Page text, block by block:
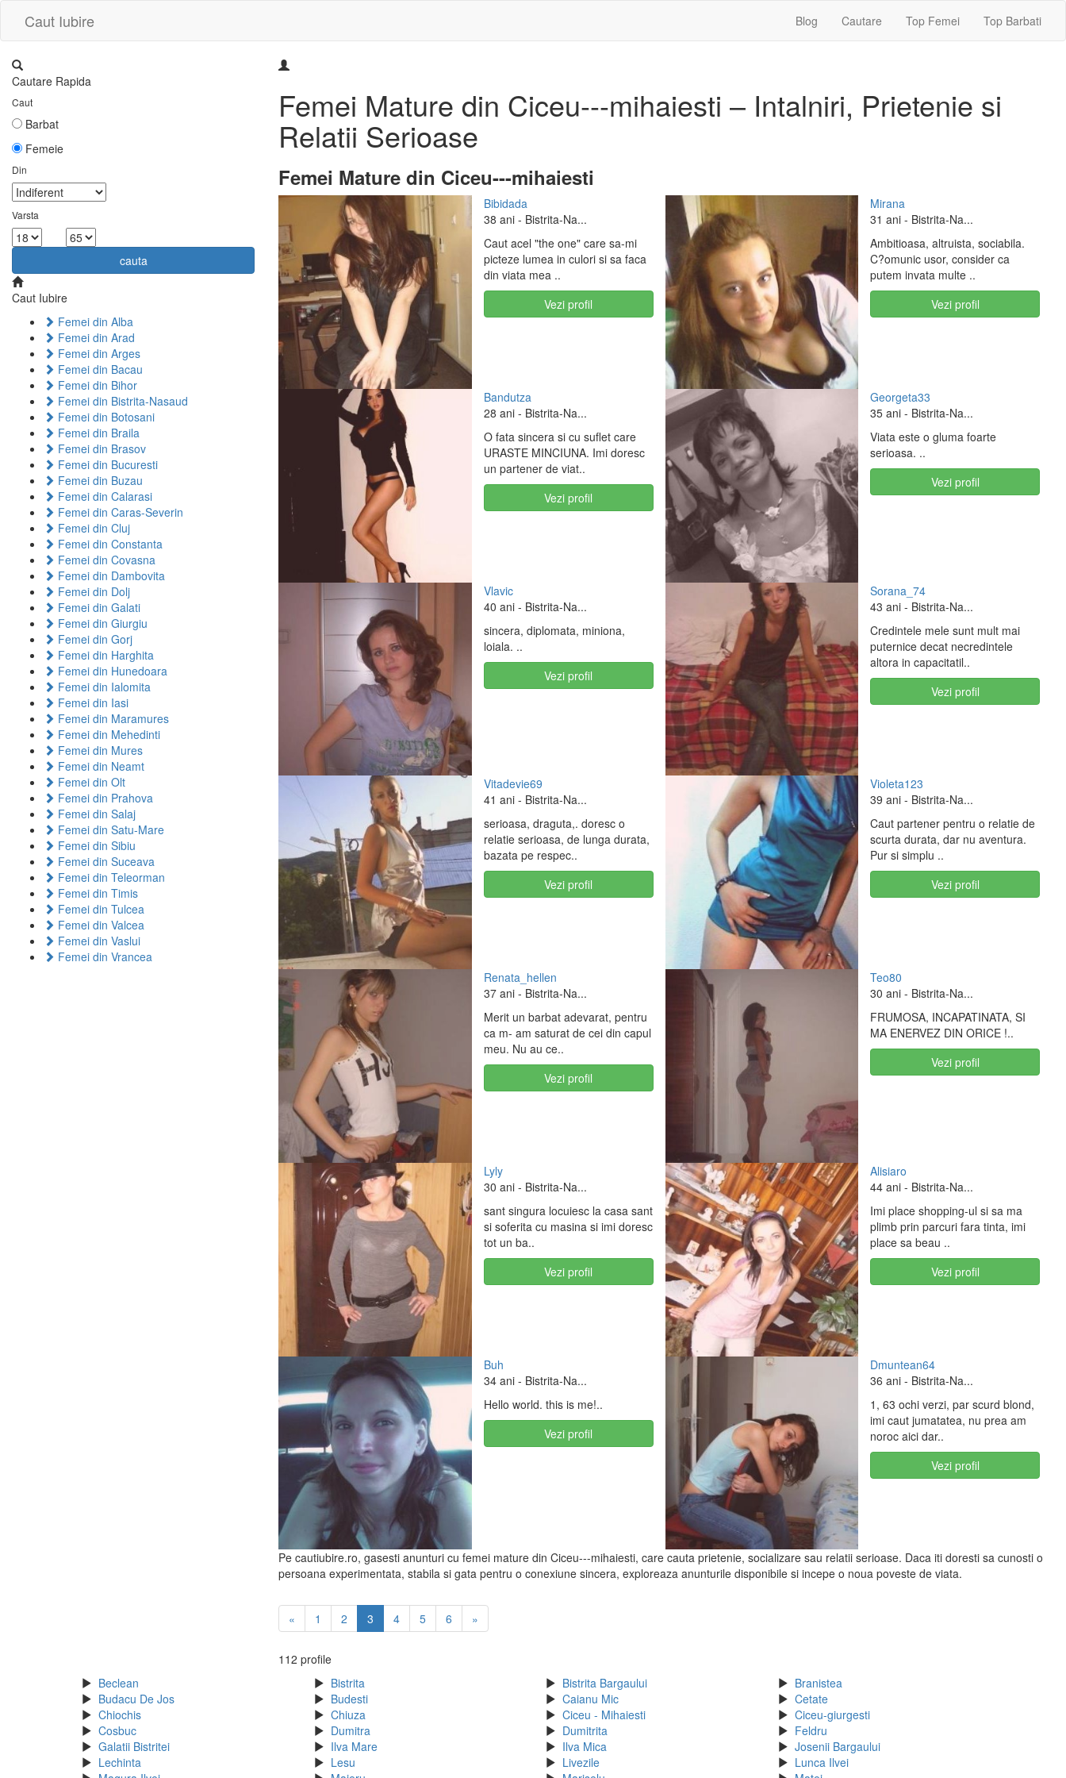
Caut Iubire Blog Cautare Top Femei Top Barbati
Cautare Rapida
Caut
Barbat
Femeie
Din
Varsta
cauta
Caut Iubire
Femei din Alba
Femei din Arad
Femei din Arges
Femei din Bacau
Femei din Bihor
Femei din Bistrita-Nasaud
Femei din Botosani
Femei din Braila
Femei din Brasov
Femei din Bucuresti
Femei din Buzau
Femei din Calarasi
Femei din Caras-Severin
Femei din Cluj
Femei din Constanta
Femei din Covasna
Femei din Dambovita
Femei din Dolj
Femei din Galati
Femei din Giurgiu
Femei din Gorj
Femei din Harghita
Femei din Hunedoara
Femei din Ialomita
Femei din Iasi
Femei din Maramures
Femei din Mehedinti
Femei din Mures
Femei din Neamt
Femei din Olt
Femei din Prahova
Femei din Salaj
Femei din Satu-Mare
Femei din Sibiu
Femei din Suceava
Femei din Teleorman
Femei din Timis
Femei din Tulcea
Femei din Valcea
Femei din Vaslui
Femei din Vrancea
Femei Mature din Ciceu---mihaiesti – Intalniri, Prietenie si
Relatii Serioase
Femei Mature din Ciceu---mihaiesti
Bibidada
38 ani- Bistrita-Na...
Caut acel "the one" care sa-mi
picteze lumea in culori si sa faca
din viata mea ..
Vezi profil
Mirana
31 ani - Bistrita-Na...
Ambitioasa, altruista, sociabila.
C?omunic usor, consider ca
putem invata multe ..
Vezi profil
Bandutza
28 ani- Bistrita-Na...
O fata sincera si cu suflet care
URASTE MINCIUNA. Imi doresc
un partener de viat..
Vezi profil
Georgeta33
35 ani - Bistrita-Na...
Viata este o gluma foarte
serioasa. ..
Vezi profil
Vlavic
40 ani- Bistrita-Na...
sincera, diplomata, miniona,
loiala. ..
Vezi profil
Sorana_74
43 ani - Bistrita-Na...
Credintele mele sunt mult mai
puternice decat necredintele
altora in capacitatil..
Vezi profil
Vitadevie69
41 ani- Bistrita-Na...
serioasa, draguta,. doresc o
relatie serioasa, de lunga durata,
bazata pe respec..
Vezi profil
Violeta123
39 ani - Bistrita-Na...
Caut partener pentru o relatie de
scurta durata, dar nu aventura.
Pur si simplu ..
Vezi profil
Renata_hellen
37 ani- Bistrita-Na...
Merit un barbat adevarat, pentru
ca m- am saturat de cei din capul
meu. Nu au ce..
Vezi profil
Teo80
30 ani - Bistrita-Na...
FRUMOSA, INCAPATINATA, SI
MA ENERVEZ DIN ORICE !..
Vezi profil
Lyly
30 ani- Bistrita-Na...
sant singura locuiesc la casa sant
si soferita cu masina si imi doresc
tot un ba..
Vezi profil
Alisiaro
44 ani - Bistrita-Na...
Imi place shopping-ul si sa ma
plimb prin parcuri fara tinta, imi
place sa beau ..
Vezi profil
Buh
34 ani- Bistrita-Na...
Hello world. this is me!..
Vezi profil
Dmuntean64
36 ani - Bistrita-Na...
1, 63 ochi verzi, par scurd blond,
imi caut jumatatea, nu prea am
noroc aici dar..
Vezi profil
Pe cautiubire.ro, gasesti anunturi cu femei mature din Ciceu---mihaiesti, care cauta prietenie, socializare sau relatii serioase. Daca iti doresti sa cunosti o
persoana experimentata, stabila si gata pentru o conexiune sincera, exploreaza anunturile disponibile si incepe o noua poveste de viata.
« 1 2 3 4 5 6 »
112 profile
Beclean
Bistrita Bistrita Bargaului
Branistea
Budacu De Jos
Budesti Caianu Mic
Cetate
Chiochis
Chiuza Ciceu - Mihaiesti
Ciceu-giurgesti
Cosbuc
Dumitra Dumitrita
Feldru
Galatii Bistritei
Ilva Mare Ilva Mica
Josenii Bargaului
Lechinta
Lesu Livezile
Lunca Ilvei